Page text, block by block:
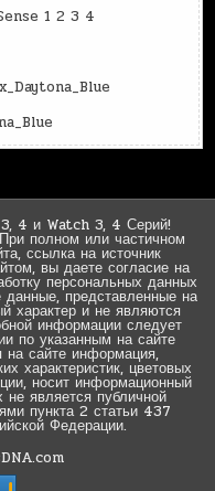
1 2 3 4
4 и Watch 3, 4 Серий!
полном или частичном
ссылка на источник
вы даете согласие на
персональных данных
представленные на
характер и не являются
информации следует
по указанным на сайте
сайте информация,
характеристик, цветовых
носит информационный
не является публичной
пункта 2 статьи 437
Федерации.